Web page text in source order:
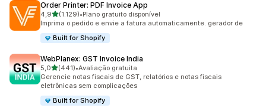
Order Printer: PDF Invoice App
4,9de 5 estrelas
(1.129)
1129 avaliações ao todo
•Plano gratuito disponível
Imprima o pedido e envie a fatura automaticamente. gerador de
Built for Shopify
WebPlanex: GST Invoice India
5,0de 5 estrelas
(441)
441 avaliações ao todo
•Avaliação gratuita
Gerencie notas fiscais de GST, relatórios e notas fiscais
eletrônicas sem complicações
Built for Shopify